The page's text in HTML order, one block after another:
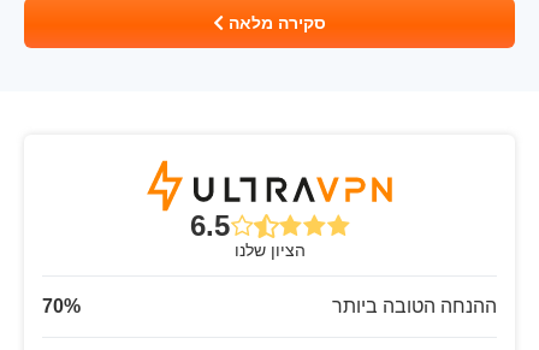
סקירה מלאה
6.5
הציון שלנו
ההנחה הטובה ביותר 70%